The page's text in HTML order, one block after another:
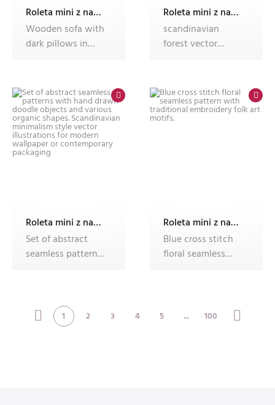
Roleta mini z nadrukiem
Wooden sofa with
dark pillows in
Roleta mini z nadrukiem
scandinavian
forest vector
Roleta mini z nadrukiem
Set of abstract
seamless patterns
Roleta mini z nadrukiem
Blue cross stitch
floral seamless
1 2 3 4 5 ... 100